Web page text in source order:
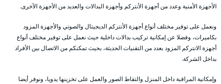
الأجهزة الأمنية وعدد من أجهزة الأنتركم وأجهزة البدالات والعديد من الأجهزة الآخرى.
ونعمل على توفير مختلف أنواع أجهزة الأنتركم الديجيتال والصوتي والأجهزة المزود
بكاميرات، وفضلا عن إمكانية تركيب بدالات داخلية حيث نعمل على توفير مختلف أنواع
أجهزة الانتركم المزود بعدد من التقنيات الحديثة، بحيث تمكنكم من الاتصال بين الأفراد
بداخل الشركة.
وإمكانية المراقبة داخل المنزل والتقاط الصور والعمل على تخزينها يدويا، ونوفر أيضا